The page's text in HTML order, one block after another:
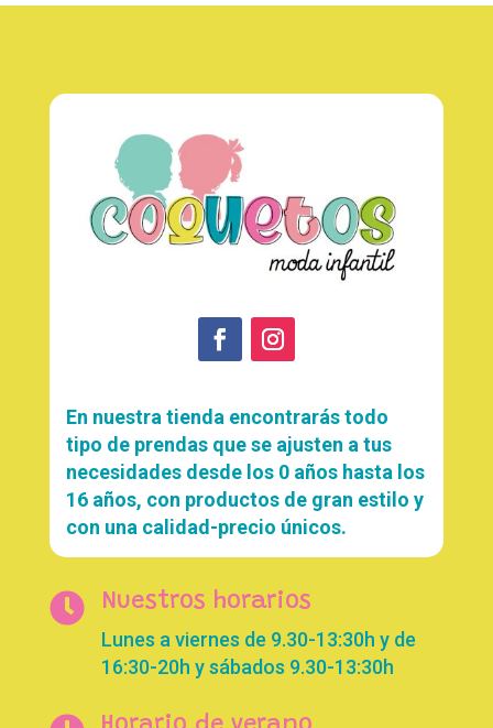
En nuestra tienda encontrarás todo
tipo de prendas que se ajusten a tus
necesidades desde los 0 años hasta los
16 años, con productos de gran estilo y
con una calidad-precio únicos.
 Nuestros horarios
Lunes a viernes de 9.30-13:30h y de
16:30-20h y sábados 9.30-13:30h